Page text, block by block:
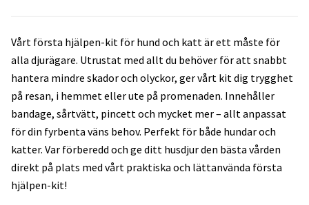
Vårt första hjälpen-kit för hund och katt är ett måste för
alla djurägare. Utrustat med allt du behöver för att snabbt
hantera mindre skador och olyckor, ger vårt kit dig trygghet
på resan, i hemmet eller ute på promenaden. Innehåller
bandage, sårtvätt, pincett och mycket mer – allt anpassat
för din fyrbenta väns behov. Perfekt för både hundar och
katter. Var förberedd och ge ditt husdjur den bästa vården
direkt på plats med vårt praktiska och lättanvända första
hjälpen-kit!